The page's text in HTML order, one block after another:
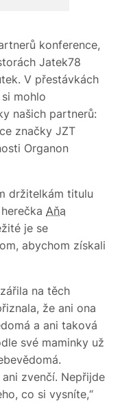
konference,
Jatek78
V přestávkách
mohlo
našich partnerů:
značky JZT
Organon
držitelkám titulu
Aňa
je se
abychom získali
na těch
že ani ona
a ani taková
své maminky už
zvenčí. Nepřijde
co si vysníte,“